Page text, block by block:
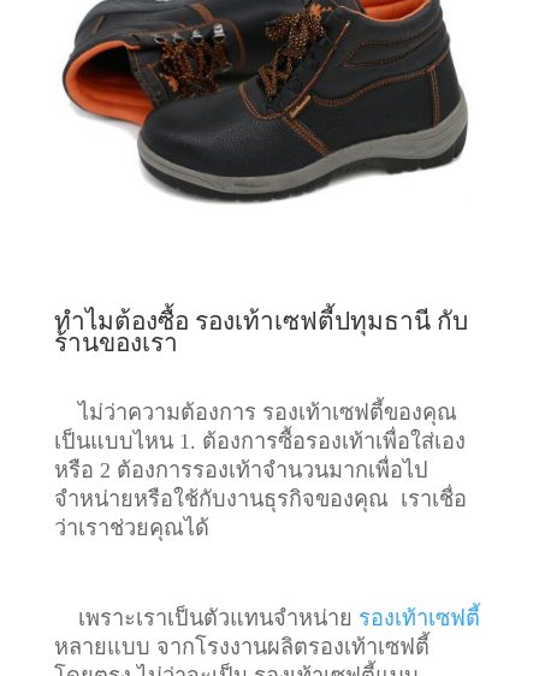
ทำไมต้องซื้อ รองเท้าเซฟตี้ปทุมธานี กับ
ร้านของเรา
ไม่ว่าความต้องการ รองเท้าเซฟตี้ของคุณ
เป็นแบบไหน 1. ต้องการซื้อรองเท้าเพื่อใส่เอง
หรือ 2 ต้องการรองเท้าจำนวนมากเพื่อไป
จำหน่ายหรือใช้กับงานธุรกิจของคุณ เราเชื่อ
ว่าเราช่วยคุณได้
เพราะเราเป็นตัวแทนจำหน่าย รองเท้าเซฟตี้
หลายแบบ จากโรงงานผลิตรองเท้าเซฟตี้